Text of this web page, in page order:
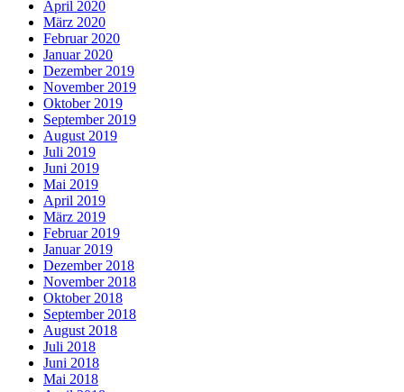
April 2020
März 2020
Februar 2020
Januar 2020
Dezember 2019
November 2019
Oktober 2019
September 2019
August 2019
Juli 2019
Juni 2019
Mai 2019
April 2019
März 2019
Februar 2019
Januar 2019
Dezember 2018
November 2018
Oktober 2018
September 2018
August 2018
Juli 2018
Juni 2018
Mai 2018